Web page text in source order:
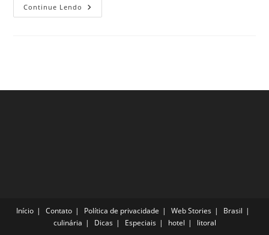
Continue Lendo Melhores
Bares
E
Início Contato Política de privacidade Web Stories
Brasil
culinária
Dicas Especiais hotel litoral